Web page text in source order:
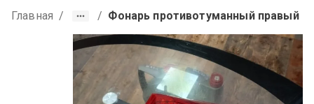
Главная / / Фонарь противотуманный правый